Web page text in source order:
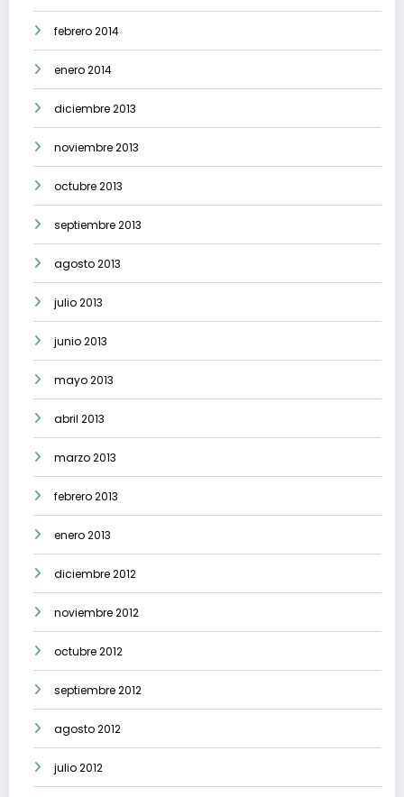
febrero 2014
enero 2014
diciembre 2013
noviembre 2013
octubre 2013
septiembre 2013
agosto 2013
julio 2013
junio 2013
mayo 2013
abril 2013
marzo 2013
febrero 2013
enero 2013
diciembre 2012
noviembre 2012
octubre 2012
septiembre 2012
agosto 2012
julio 2012